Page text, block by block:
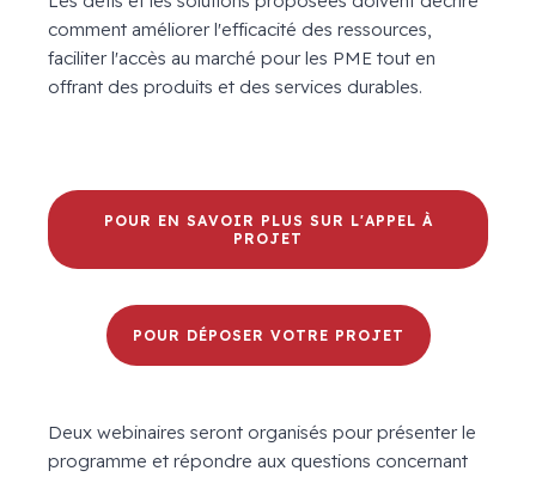
comment améliorer l'efficacité des ressources,
faciliter l'accès au marché pour les PME tout en
offrant des produits et des services durables.
POUR EN SAVOIR PLUS SUR L'APPEL À
PROJET
POUR DÉPOSER VOTRE PROJET
Deux webinaires seront organisés pour présenter le
programme et répondre aux questions concernant